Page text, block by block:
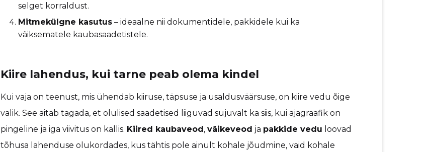
selget korraldust.
Mitmekülgne kasutus – ideaalne nii dokumentidele, pakkidele kui ka
väiksematele kaubasaadetistele.
Kiire lahendus, kui tarne peab olema kindel
Kui vaja on teenust, mis ühendab kiiruse, täpsuse ja usaldusväärsuse, on kiire vedu õige
valik. See aitab tagada, et olulised saadetised liiguvad sujuvalt ka siis, kui ajagraafik on
pingeline ja iga viivitus on kallis. Kiired kaubaveod, väikeveod ja pakkide vedu loovad
tõhusa lahenduse olukordades, kus tähtis pole ainult kohale jõudmine, vaid kohale